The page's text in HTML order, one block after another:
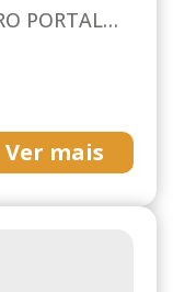
PORTAL
Ver mais